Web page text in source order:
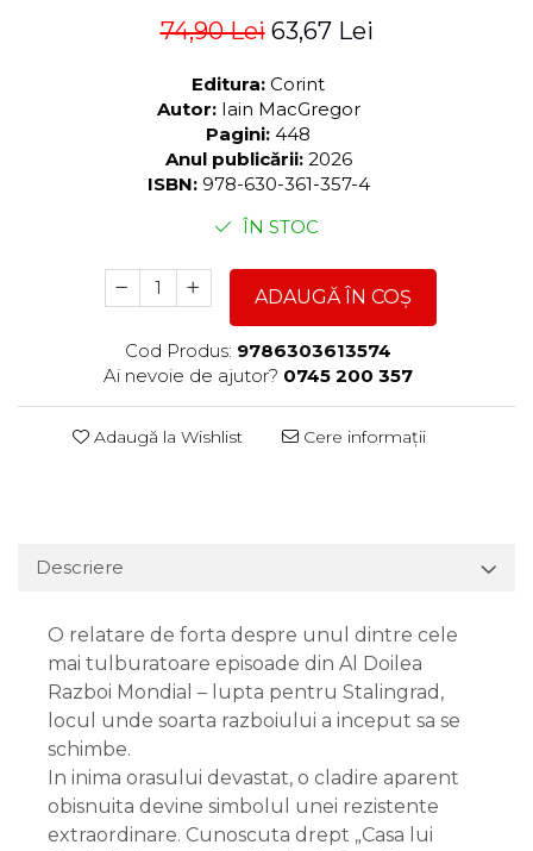
74,90 Lei 63,67 Lei
Editura: Corint
Autor: Iain MacGregor
Pagini: 448
Anul publicării: 2026
ISBN: 978-630-361-357-4
ÎN STOC
ADAUGĂ ÎN COȘ
Cod Produs: 9786303613574
Ai nevoie de ajutor? 0745 200 357
Adaugă la Wishlist Cere informații
Descriere
O relatare de forta despre unul dintre cele
mai tulburatoare episoade din Al Doilea
Razboi Mondial – lupta pentru Stalingrad,
locul unde soarta razboiului a inceput sa se
schimbe.
In inima orasului devastat, o cladire aparent
obisnuita devine simbolul unei rezistente
extraordinare. Cunoscuta drept „Casa lui